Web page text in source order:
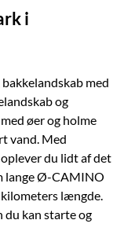
i
med
og
øer og holme
vand. Med
du lidt af det
lange Ø-CAMINO
længde.
du kan starte og